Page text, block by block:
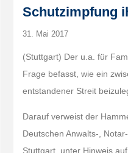
Schutzimpfung
31. Mai 2017
(Stuttgart) Der u.a. für
Frage befasst, wie ein
entstandener Streit
Darauf verweist der
Deutschen Anwalts-,
Stuttgart, unter Hinweis